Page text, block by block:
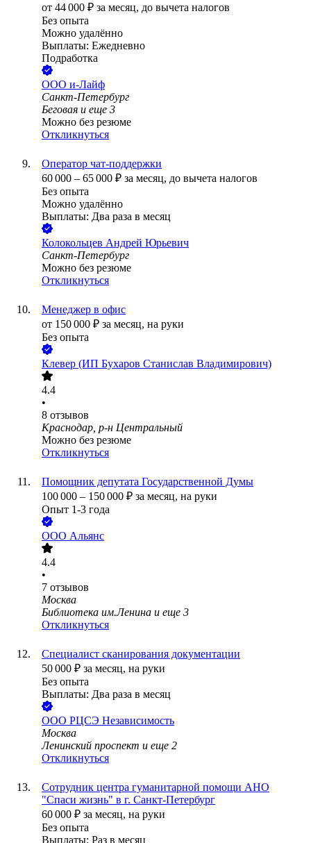
от 44 000 ₽ за месяц, до вычета налогов
Без опыта
Можно удалённо
Выплаты: Ежедневно
Подработка
ООО и-Лайф
Санкт-Петербург
Беговая и еще 3
Можно без резюме
Откликнуться
Оператор чат-поддержки
60 000 – 65 000 ₽ за месяц, до вычета налогов
Без опыта
Можно удалённо
Выплаты: Два раза в месяц
Колокольцев Андрей Юрьевич
Санкт-Петербург
Можно без резюме
Откликнуться
Менеджер в офис
от 150 000 ₽ за месяц, на руки
Без опыта
Клевер (ИП Бухаров Станислав Владимирович)
4.4
•
8 отзывов
Краснодар, р-н Центральный
Можно без резюме
Откликнуться
Помощник депутата Государственной Думы
100 000 – 150 000 ₽ за месяц, на руки
Опыт 1-3 года
ООО Альянс
4.4
•
7 отзывов
Москва
Библиотека им.Ленина и еще 3
Откликнуться
Специалист сканирования документации
50 000 ₽ за месяц, на руки
Без опыта
Выплаты: Два раза в месяц
ООО РЦСЭ Независимость
Москва
Ленинский проспект и еще 2
Откликнуться
Сотрудник центра гуманитарной помощи АНО
"Спаси жизнь" в г. Санкт-Петербург
60 000 ₽ за месяц, на руки
Без опыта
Выплаты: Раз в месяц